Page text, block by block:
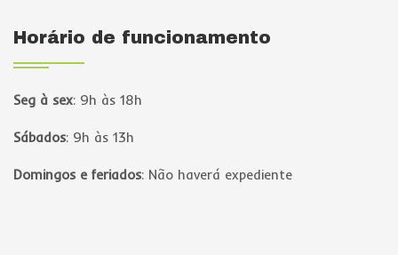
Horário de funcionamento
Seg à sex: 9h às 18h
Sábados: 9h às 13h
Domingos e feriados: Não haverá expediente